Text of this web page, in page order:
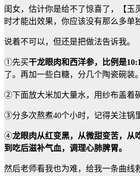
闺女，估计你是给不了惊喜了，【玉
时才能出效果，你应该没有那么多单
说着不可以，但还是把做法告诉我。
①先买干龙眼肉和西洋参，比例是10:1
了。再加一些白糖，分几个陶瓷碗装。
②下面放大米加大量水，用纱布盖着
③分多次熬煮40个小时，记得关注锅
④龙眼肉从红变黑，从微甜变苦，从
到吃后滋补气血，调理心肺脾胃。
然后老师看我也为难，给我一条曲线